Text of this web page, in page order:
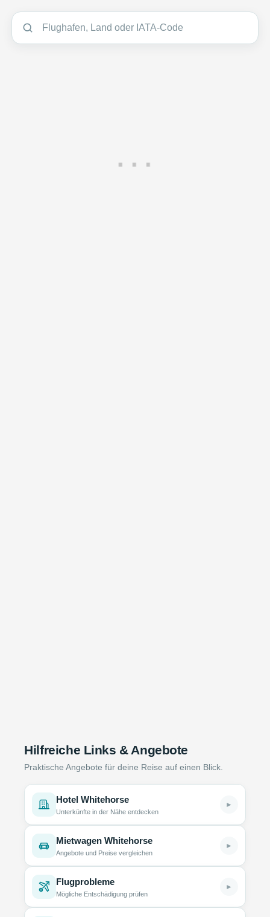
Hilfreiche Links & Angebote
Praktische Angebote für deine Reise auf einen Blick.
Hotel Whitehorse
Unterkünfte in der Nähe entdecken
►
Mietwagen Whitehorse
Angebote und Preise vergleichen
►
Flugprobleme
Mögliche Entschädigung prüfen
►